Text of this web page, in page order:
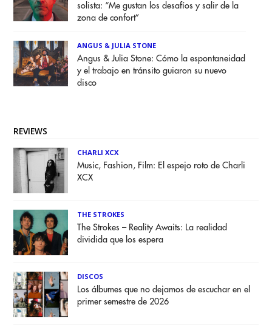
solista: “Me gustan los desafíos y salir de la
zona de confort”
ANGUS & JULIA STONE
Angus & Julia Stone: Cómo la espontaneidad
y el trabajo en tránsito guiaron su nuevo
disco
REVIEWS
CHARLI XCX
Music, Fashion, Film: El espejo roto de Charli
XCX
THE STROKES
The Strokes – Reality Awaits: La realidad
dividida que los espera
DISCOS
Los álbumes que no dejamos de escuchar en el
primer semestre de 2026